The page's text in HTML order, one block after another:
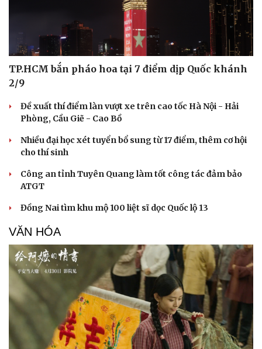
Sức khỏe
Dinh dưỡng - món ngon
Cây thuốc
Nhi khoa
Làm đẹp - giảm cân
Phòng mạch online
Ăn sạch sống khỏe
Đời sống
Blog
TP.HCM bắn pháo hoa tại 7 điểm dịp Quốc khánh
2/9
Đề xuất thí điểm làn vượt xe trên cao tốc Hà Nội - Hải
Phòng, Cầu Giẽ - Cao Bồ
Nhiều đại học xét tuyển bổ sung từ 17 điểm, thêm cơ hội
cho thí sinh
Công an tỉnh Tuyên Quang làm tốt công tác đảm bảo
ATGT
Đồng Nai tìm khu mộ 100 liệt sĩ dọc Quốc lộ 13
VĂN HÓA